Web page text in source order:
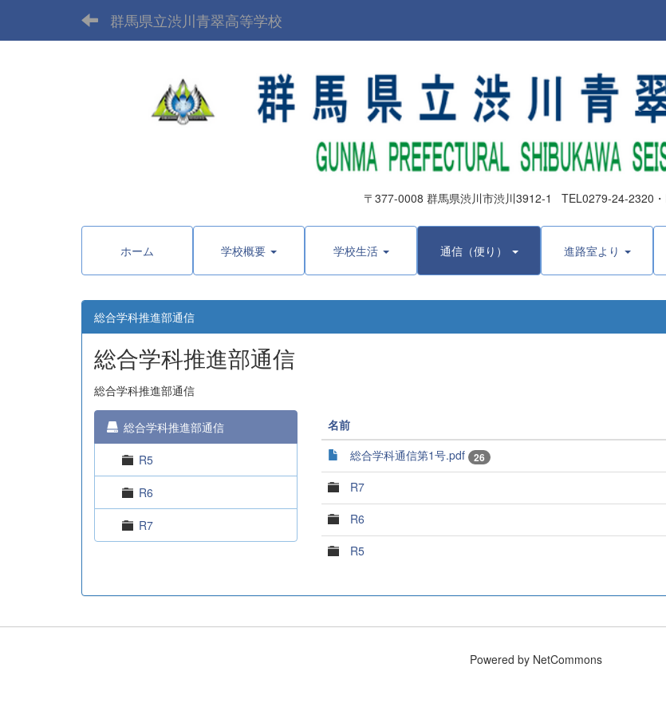
群馬県立渋川青翠高等学校
〒377-0008 群馬県渋川市渋川3912-1 TEL0279-24-2320・
ホーム 学校概要 学校生活 通信（便り） 進路室より
総合学科推進部通信
総合学科推進部通信
総合学科推進部通信
総合学科推進部通信
R5
R6
R7
名前
総合学科通信第1号.pdf
26
R7
R6
R5
Powered by NetCommons